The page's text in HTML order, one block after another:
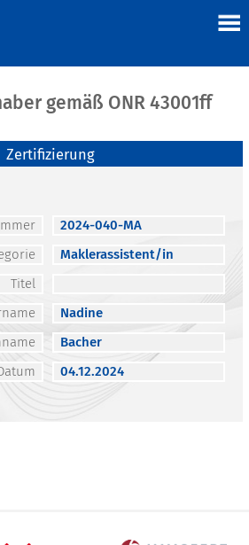
gemäß ONR 43001ff
Zertifizierung
2024-040-MA
Maklerassistent/in
Titel
Nadine
Bacher
04.12.2024